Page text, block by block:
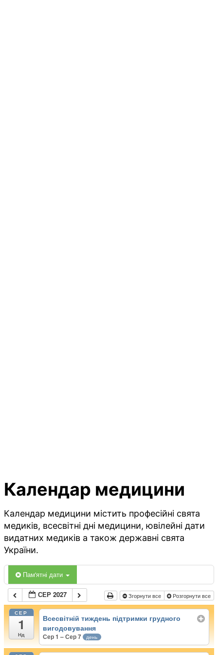
Календар медицини
Календар медицини містить професійні свята
медиків, всесвітні дні медицини, ювілейні дати
видатних медиків а також державні свята
України.
Пам'ятні дати
СЕР 2027 Згорнути все Розгорнути все
СЕР
1
Нд
Всесвітній тиждень підтримки грудного
вигодовування
Сер 1 – Сер 7 день